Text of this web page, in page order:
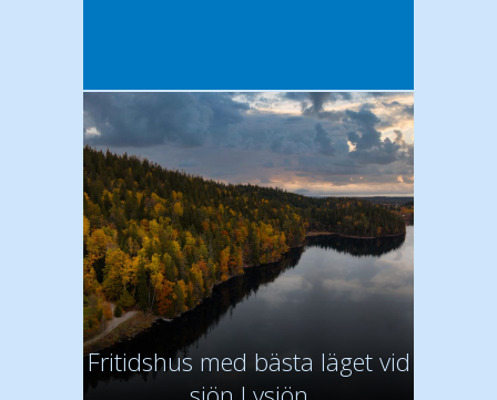
Fritidshus med bästa läget vid